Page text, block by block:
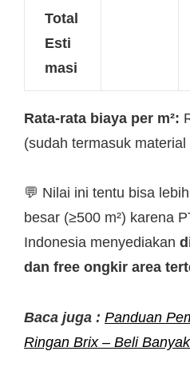
Total
Esti
masi
Rata-rata biaya per m²:
(sudah termasuk
💬 Nilai ini tentu bisa
besar (≥500 m²) karena
Indonesia menyediakan
dan free ongkir area
Baca juga : Panduan
Ringan Brix – Beli